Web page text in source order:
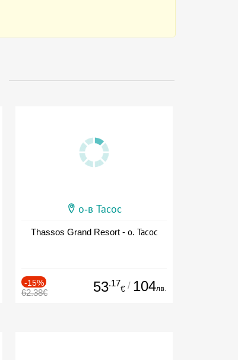
о-в Тасос
Thassos Grand Resort - о. Тасос
-15%
62.38€ 53.17
€ / 104лв.